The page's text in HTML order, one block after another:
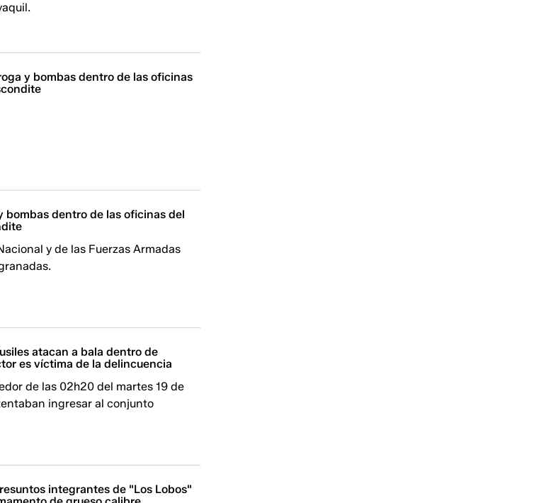
y bombas dentro de las oficinas
bombas dentro de las oficinas del
y de las Fuerzas Armadas
atacan a bala dentro de
es víctima de la delincuencia
de las 02h20 del martes 19 de
ingresar al conjunto
integrantes de "Los Lobos"